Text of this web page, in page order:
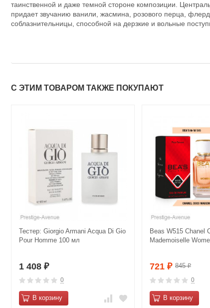
таинственной и даже темной стороне композиции.
придает звучанию ванили, жасмина, розового перца,
соблазнительницы, способной на дерзкие и вольные
С ЭТИМ ТОВАРОМ ТАКЖЕ ПОКУПАЮТ
Тестер: Giorgio Armani Acqua Di Gio
Pour Homme 100 мл
1 408 ₽
0
В корзину
Beas W515 Сhanеl
Mаdemоisеlle
721 ₽ 845₽
0
В корзину